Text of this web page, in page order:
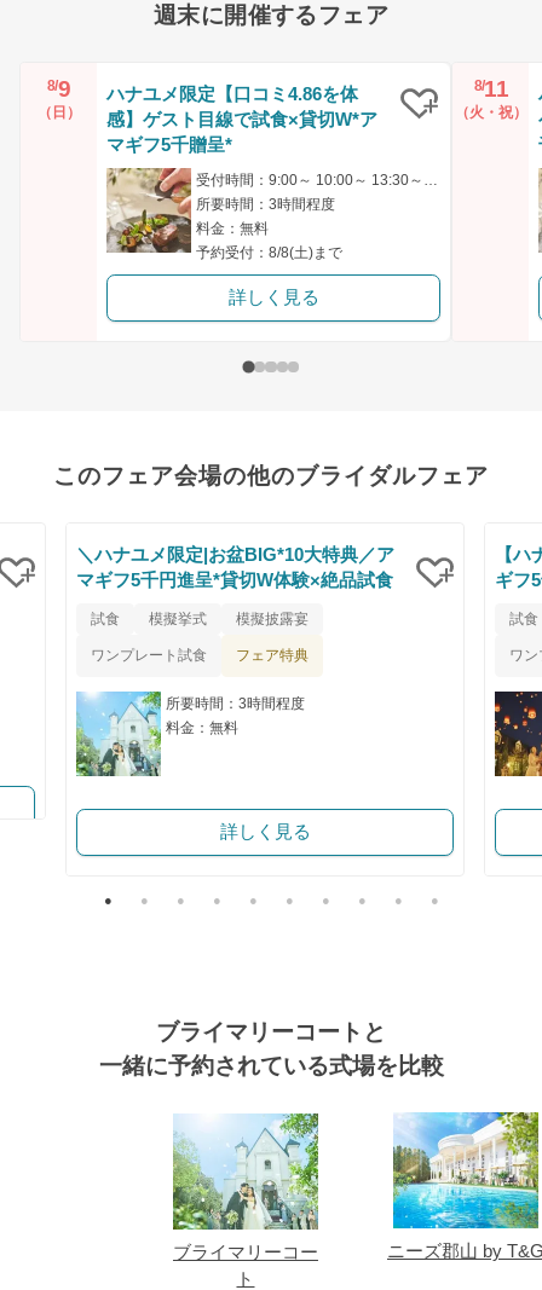
週末に開催するフェア
8/9
（日）
ハナユメ限定【口コミ4.86を体
感】ゲスト目線で試食×貸切W*ア
マギフ5千贈呈*
所要時間：3時間程度
料金：無料
予約受付：8/8(土)まで
詳しく見る
8/11
（火・祝）
このフェア会場の他のブライダルフェア
＼ハナユメ限定|お盆BIG*10大特典／ア
マギフ5千円進呈*貸切W体験×絶品試食
試食 模擬挙式 模擬披露宴
ワンプレート試食 フェア特典
所要時間：3時間程度
料金：無料
詳しく見る
【
ギフ
試食
ワ
ブライマリーコートと
一緒に予約されている式場を比較
ブライマリーコー
ト
ニーズ郡山 by